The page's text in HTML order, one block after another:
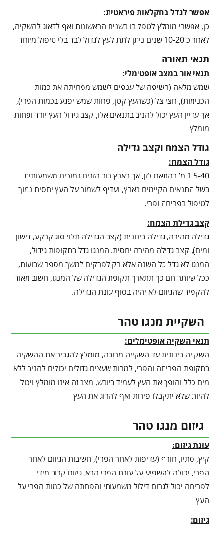
אפשר לגדל בחקלאות פיראטית:
כן, אפשרי מומלץ לטפל בו בשנים הראשונות ואף לדאוג להשקיה,
לאחר כ 10-20 שנים ניתן לתת לעץ לגדול לבד בלי טיפול מיוחד
תנאי תאורה
תנאי אור במצב אופטימלי:
שמש מלאה (חשיפה של ענפים לשמש מפחיתה את כמות
הכנימות), חצי צל (כשהעץ קטן, פחות שמש יפגע בכמות הפרי),
אך עדיין העץ יכול להניב בתנאים אלו, קצב גידול העץ יורד ופחות
מומלץ
גודל הצמח וקצב גדילה
גודל הצמח:
1.5-40 מ’ בהתאם לזן, אך בארץ רוב הזנים נמוכים משמעותית
בשל התנאים הקיימים בארץ, ועדיף לשמור על העץ יחסית נמוך
לטיפול בפריחה ופרי.
קצב גדילת הצמח:
גדילה מהירה, גדילה בינונית (קצב הגדילה תלוי סוג קרקע, דישון
ומים), קצב גדילה מהירה יחסית. המנגו גדל בתקופות גידול,
המנגו לא גדל כל השנה אלא רק לפרקים למשך מספר שבועות,
ככל שיותר חם כך תתארך תקופת הגדילה של המנגו, חשוב מאוד
להקפיד שהגיזום לא יהיה בסוף עונת הגדילה.
השקיית מנגו טהר
תנאי השקיה אופטימלים:
השקייה בינונית עד השקייה מרובה, מומלץ להגביר את ההשקיה
בתקופת הפריחה והפרי, למרות שעצים גדולים יכולים להניב ללא
מים כלל והופך את העץ לעמיד ביובש, מצב זה אינו מומלץ ויכול
להיות שלא יתקבלו פירות ואף להרוג את העץ
גיזום מנגו טהר
עונת גיזום:
קיץ, סתיו, חורף (עדיפות לאחר הפרי), חשיבות הגיזום לאחר
הפרי, יכולה להשפיע על עונת הפרי הבא, גיזום קרוב מידי
לפריחה יכול לגרום דילול משמעותי והפחתה של כמות הפרי על
העץ
גיזום: